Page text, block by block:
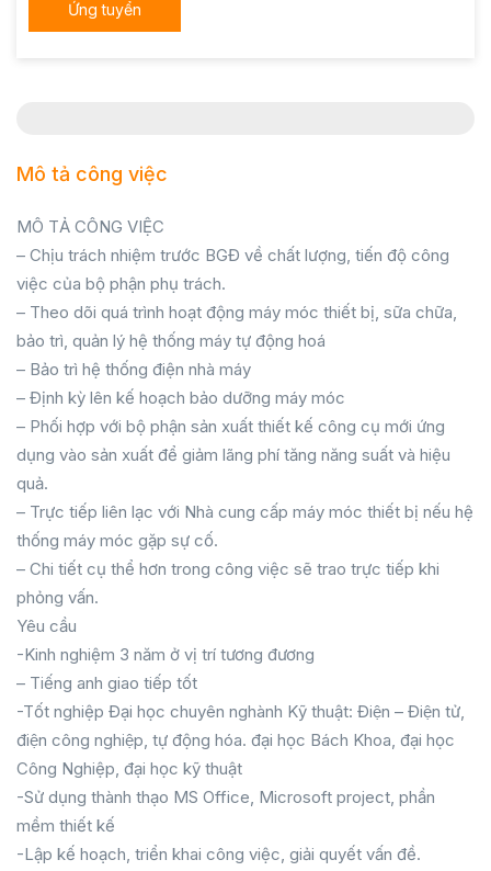
Ứng tuyển
Mô tả công việc
MÔ TẢ CÔNG VIỆC
– Chịu trách nhiệm trước BGĐ về chất lượng, tiến độ công
việc của bộ phận phụ trách.
– Theo dõi quá trình hoạt động máy móc thiết bị, sữa chữa,
bảo trì, quản lý hệ thống máy tự động hoá
– Bảo trì hệ thống điện nhà máy
– Định kỳ lên kế hoạch bảo dưỡng máy móc
– Phối hợp với bộ phận sản xuất thiết kế công cụ mới ứng
dụng vào sản xuất để giảm lãng phí tăng năng suất và hiệu
quả.
– Trực tiếp liên lạc với Nhà cung cấp máy móc thiết bị nếu hệ
thống máy móc gặp sự cố.
– Chi tiết cụ thể hơn trong công việc sẽ trao trực tiếp khi
phỏng vấn.
Yêu cầu
-Kinh nghiệm 3 năm ở vị trí tương đương
– Tiếng anh giao tiếp tốt
-Tốt nghiệp Đại học chuyên nghành Kỹ thuật: Điện – Điện tử,
điện công nghiệp, tự động hóa. đại học Bách Khoa, đại học
Công Nghiệp, đại học kỹ thuật
-Sử dụng thành thạo MS Office, Microsoft project, phần
mềm thiết kế
-Lập kế hoạch, triển khai công việc, giải quyết vấn đề.